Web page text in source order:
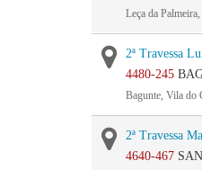
Leça da
2ª Travessa
4480-245
Bagunte, Vila do
2ª Travessa
4640-467